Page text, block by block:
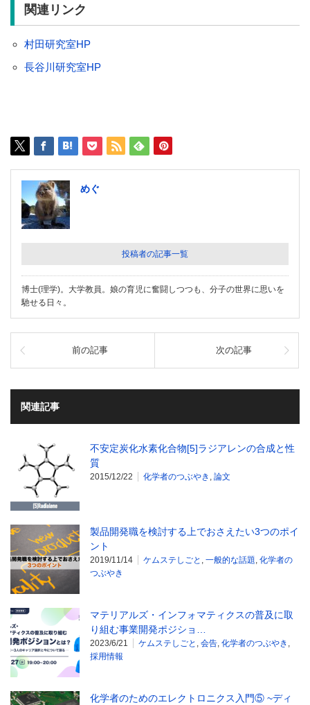
関連リンク
村田研究室HP
長谷川研究室HP
めぐ
投稿者の記事一覧
博士(理学)。大学教員。娘の育児に奮闘しつつも、分子の世界に思いを
馳せる日々。
前の記事 次の記事
関連記事
不安定炭化水素化合物[5]ラジアレンの合成と性
質
2015/12/22 化学者のつぶやき , 論文
製品開発職を検討する上でおさえたい3つのポイ
ント
2019/11/14 ケムステしごと , 一般的な話題, 化学者の
つぶやき
マテリアルズ・インフォマティクスの普及に取
り組む事業開発ポジショ…
2023/6/21 ケムステしごと , 会告, 化学者のつぶやき ,
採用情報
化学者のためのエレクトロニクス入門⑤ ~ディ